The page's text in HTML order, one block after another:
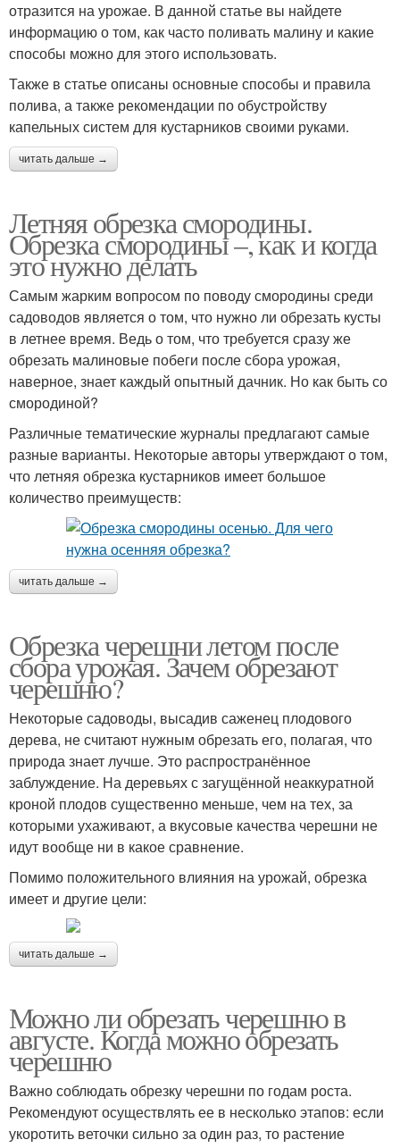
отразится на урожае. В данной статье вы найдете
информацию о том, как часто поливать малину и какие
способы можно для этого использовать.
Также в статье описаны основные способы и правила
полива, а также рекомендации по обустройству
капельных систем для кустарников своими руками.
читать дальше →
Летняя обрезка смородины.
Обрезка смородины –, как и когда
это нужно делать
Самым жарким вопросом по поводу смородины среди
садоводов является о том, что нужно ли обрезать кусты
в летнее время. Ведь о том, что требуется сразу же
обрезать малиновые побеги после сбора урожая,
наверное, знает каждый опытный дачник. Но как быть со
смородиной?
Различные тематические журналы предлагают самые
разные варианты. Некоторые авторы утверждают о том,
что летняя обрезка кустарников имеет большое
количество преимуществ:
читать дальше →
Обрезка черешни летом после
сбора урожая. Зачем обрезают
черешню?
Некоторые садоводы, высадив саженец плодового
дерева, не считают нужным обрезать его, полагая, что
природа знает лучше. Это распространённое
заблуждение. На деревьях с загущённой неаккуратной
кроной плодов существенно меньше, чем на тех, за
которыми ухаживают, а вкусовые качества черешни не
идут вообще ни в какое сравнение.
Помимо положительного влияния на урожай, обрезка
имеет и другие цели:
читать дальше →
Можно ли обрезать черешню в
августе. Когда можно обрезать
черешню
Важно соблюдать обрезку черешни по годам роста.
Рекомендуют осуществлять ее в несколько этапов: если
укоротить веточки сильно за один раз, то растение